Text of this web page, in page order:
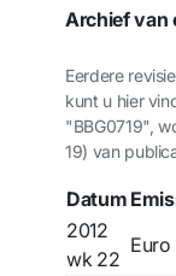
Archief van
Eerdere
kunt u hier
"BBG0719",
19) van
Datum
2012
wk 22